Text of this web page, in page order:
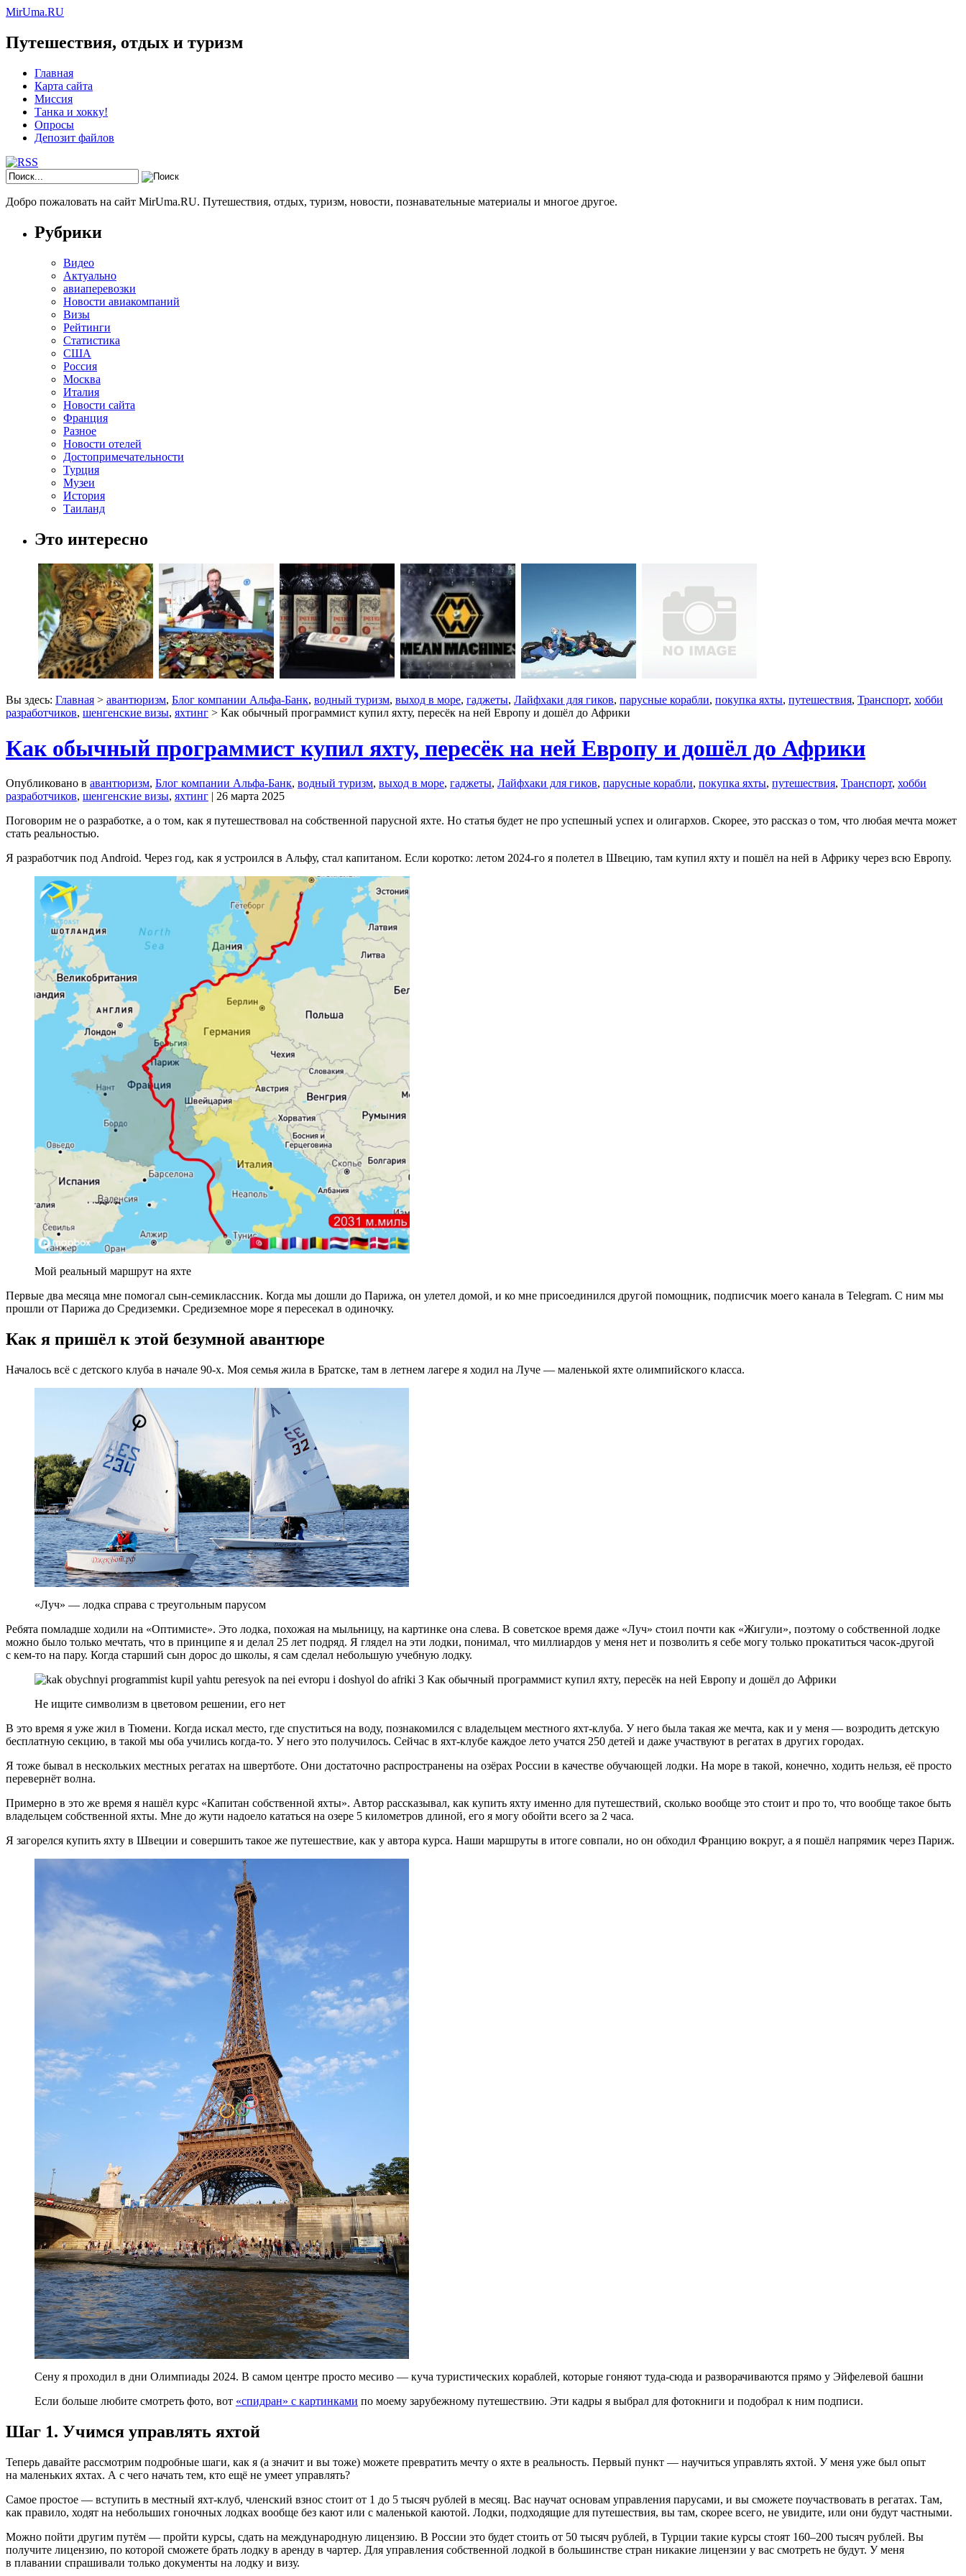
MirUma.RU
Путешествия, отдых и туризм
Главная
Карта сайта
Миссия
Танка и хокку!
Опросы
Депозит файлов
Добро пожаловать на сайт MirUma.RU. Путешествия, отдых, туризм, новости, познавательные материалы и многое другое.
Рубрики
Видео
Актуально
авиаперевозки
Новости авиакомпаний
Визы
Рейтинги
Статистика
США
Россия
Москва
Италия
Новости сайта
Франция
Разное
Новости отелей
Достопримечательности
Турция
Музеи
История
Таиланд
Это интересно
Вы здесь: Главная > авантюризм, Блог компании Альфа-Банк, водный туризм, выход в море, гаджеты, Лайфхаки для гиков, парусные корабли, покупка яхты, путешествия, Транспорт, хобби
разработчиков, шенгенские визы, яхтинг > Как обычный программист купил яхту, пересёк на ней Европу и дошёл до Африки
Как обычный программист купил яхту, пересёк на ней Европу и дошёл до Африки
Опубликовано в авантюризм, Блог компании Альфа-Банк, водный туризм, выход в море, гаджеты, Лайфхаки для гиков, парусные корабли, покупка яхты, путешествия, Транспорт, хобби
разработчиков, шенгенские визы, яхтинг | 26 марта 2025
Поговорим не о разработке, а о том, как я путешествовал на собственной парусной яхте. Но статья будет не про успешный успех и олигархов. Скорее, это рассказ о том, что любая мечта может
стать реальностью.
Я разработчик под Android. Через год, как я устроился в Альфу, стал капитаном. Если коротко: летом 2024-го я полетел в Швецию, там купил яхту и пошёл на ней в Африку через всю Европу.
Мой реальный маршрут на яхте
Первые два месяца мне помогал сын‑семиклассник. Когда мы дошли до Парижа, он улетел домой, и ко мне присоединился другой помощник, подписчик моего канала в Telegram. С ним мы
прошли от Парижа до Средиземки. Средиземное море я пересекал в одиночку.
Как я пришёл к этой безумной авантюре
Началось всё с детского клуба в начале 90-х. Моя семья жила в Братске, там в летнем лагере я ходил на Луче — маленькой яхте олимпийского класса.
«Луч» — лодка справа с треугольным парусом
Ребята помладше ходили на «Оптимисте». Это лодка, похожая на мыльницу, на картинке она слева. В советское время даже «Луч» стоил почти как «Жигули», поэтому о собственной лодке
можно было только мечтать, что в принципе я и делал 25 лет подряд. Я глядел на эти лодки, понимал, что миллиардов у меня нет и позволить я себе могу только прокатиться часок‑другой
с кем‑то на пару. Когда старший сын дорос до школы, я сам сделал небольшую учебную лодку.
Не ищите символизм в цветовом решении, его нет
В это время я уже жил в Тюмени. Когда искал место, где спуститься на воду, познакомился с владельцем местного яхт‑клуба. У него была такая же мечта, как и у меня — возродить детскую
бесплатную секцию, в такой мы оба учились когда‑то. У него это получилось. Сейчас в яхт‑клубе каждое лето учатся 250 детей и даже участвуют в регатах в других городах.
Я тоже бывал в нескольких местных регатах на швертботе. Они достаточно распространены на озёрах России в качестве обучающей лодки. На море в такой, конечно, ходить нельзя, её просто
перевернёт волна.
Примерно в это же время я нашёл курс «Капитан собственной яхты». Автор рассказывал, как купить яхту именно для путешествий, сколько вообще это стоит и про то, что вообще такое быть
владельцем собственной яхты. Мне до жути надоело кататься на озере 5 километров длиной, его я могу обойти всего за 2 часа.
Я загорелся купить яхту в Швеции и совершить такое же путешествие, как у автора курса. Наши маршруты в итоге совпали, но он обходил Францию вокруг, а я пошёл напрямик через Париж.
Сену я проходил в дни Олимпиады 2024. В самом центре просто месиво — куча туристических кораблей, которые гоняют туда‑сюда и разворачиваются прямо у Эйфелевой башни
Если больше любите смотреть фото, вот «спидран» с картинками по моему зарубежному путешествию. Эти кадры я выбрал для фотокниги и подобрал к ним подписи.
Шаг 1. Учимся управлять яхтой
Теперь давайте рассмотрим подробные шаги, как я (а значит и вы тоже) можете превратить мечту о яхте в реальность. Первый пункт — научиться управлять яхтой. У меня уже был опыт
на маленьких яхтах. А с чего начать тем, кто ещё не умеет управлять?
Самое простое — вступить в местный яхт‑клуб, членский взнос стоит от 1 до 5 тысяч рублей в месяц. Вас научат основам управления парусами, и вы сможете поучаствовать в регатах. Там,
как правило, ходят на небольших гоночных лодках вообще без кают или с маленькой каютой. Лодки, подходящие для путешествия, вы там, скорее всего, не увидите, или они будут частными.
Можно пойти другим путём — пройти курсы, сдать на международную лицензию. В России это будет стоить от 50 тысяч рублей, в Турции такие курсы стоят 160–200 тысяч рублей. Вы
получите лицензию, по которой сможете брать лодку в аренду в чартер. Для управления собственной лодкой в большинстве стран никакие лицензии у вас смотреть не будут. У меня
в плавании спрашивали только документы на лодку и визу.